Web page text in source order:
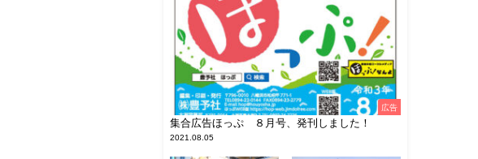
広告
集合広告ほっぷ ８月号、発刊しました！
2021.08.05